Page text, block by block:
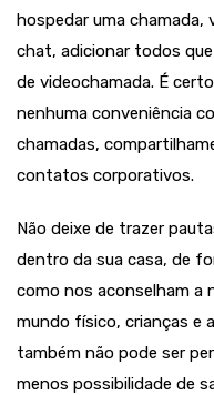
hospedar uma chamada,
chat, adicionar todos
de videochamada. É
nenhuma conveniência
chamadas,
contatos corporativos.
Não deixe de trazer
dentro da sua casa, de
como nos aconselham a
mundo físico, crianças e
também não pode ser
menos possibilidade de